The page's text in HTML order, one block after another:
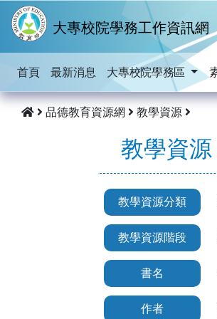
跳到主要內容
大專校院學務工作資訊網
首頁 最新消息 大專校院學務區
品德教育資源網 教學資源
教學資源
教學資源分類
教學資源階段
書名
作者